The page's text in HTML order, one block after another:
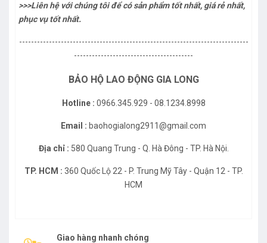
>>>Liên hệ với chúng tôi để có sản phẩm tốt nhất, giá rẻ nhất,
phục vụ tốt nhất.
-----------------------------------------------------------------------------
----------------------------------------
BẢO HỘ LAO ĐỘNG GIA LONG
Hotline : 0966.345.929 - 08.1234.8998
Email : baohogialong2911@gmail.com
Địa chỉ : 580 Quang Trung - Q. Hà Đông - TP. Hà Nội.
TP. HCM : 360 Quốc Lộ 22 - P. Trung Mỹ Tây - Quận 12 - TP.
HCM
Giao hàng nhanh chóng